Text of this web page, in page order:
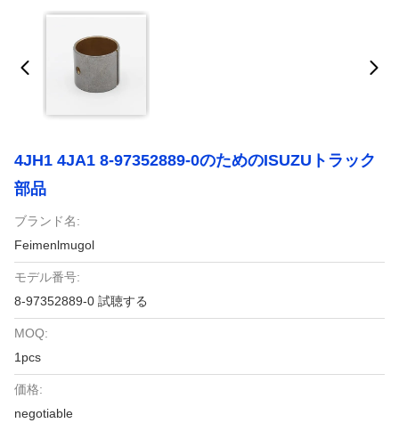
4JH1 4JA1 8-97352889-0のためのISUZUトラック
部品
ブランド名:
Feimenlmugol
モデル番号:
8-97352889-0 試聴する
MOQ:
1pcs
価格:
negotiable